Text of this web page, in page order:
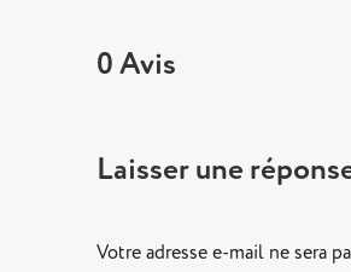
0 Avis
Laisser une
Votre adresse e-mail ne sera